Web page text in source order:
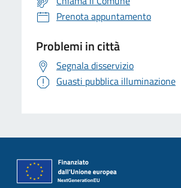
Prenota appuntamento
Problemi in città
Segnala disservizio
Guasti pubblica illuminazione